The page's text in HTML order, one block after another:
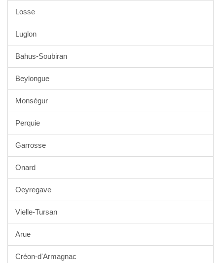
Losse
Luglon
Bahus-Soubiran
Beylongue
Monségur
Perquie
Garrosse
Onard
Oeyregave
Vielle-Tursan
Arue
Créon-d'Armagnac